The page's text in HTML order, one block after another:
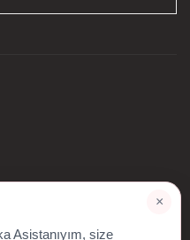
×
Asistanıyım, size